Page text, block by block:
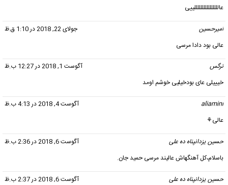
عاللللللللللللللللییی
امیرحسین
جولای 22, 2018 در 1:10 ق.ظ
عالی بود دادا مرسی
نرگس
آگوست 1, 2018 در 12:27 ب.ظ
خیییلی عای بودخیلیی خوشم اومد
aliamini
آگوست 4, 2018 در 4:13 ب.ظ
عالی⚘
حسین یزدانپناه ده علی
آگوست 6, 2018 در 2:36 ب.ظ
باسلام،کل آهنگهاش عالیند مرسی حمید جان.
حسین یزدانپناه ده علی
آگوست 6, 2018 در 2:37 ب.ظ